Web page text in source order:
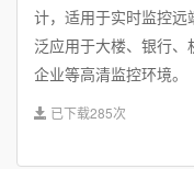
计，适用于实时监控
泛应用于大楼、银行
企业等高清监控环境。
已下载285次